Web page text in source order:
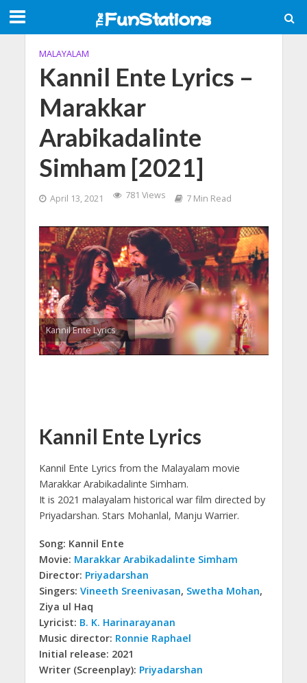
MALAYALAM
Kannil Ente Lyrics –
Marakkar
Arabikadalinte
Simham [2021]
April 13, 2021 781 Views 7 Min Read
Kannil Ente Lyrics
Kannil Ente Lyrics
Kannil Ente Lyrics from the Malayalam movie
Marakkar Arabikadalinte Simham.
It is 2021 malayalam historical war film directed by
Priyadarshan. Stars Mohanlal, Manju Warrier.
Song: Kannil Ente
Movie: Marakkar Arabikadalinte Simham
Director: Priyadarshan
Singers: Vineeth Sreenivasan, Swetha Mohan,
Ziya ul Haq
Lyricist: B. K. Harinarayanan
Music director: Ronnie Raphael
Initial release: 2021
Writer (Screenplay): Priyadarshan